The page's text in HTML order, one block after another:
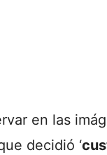
en las
decidió ‘